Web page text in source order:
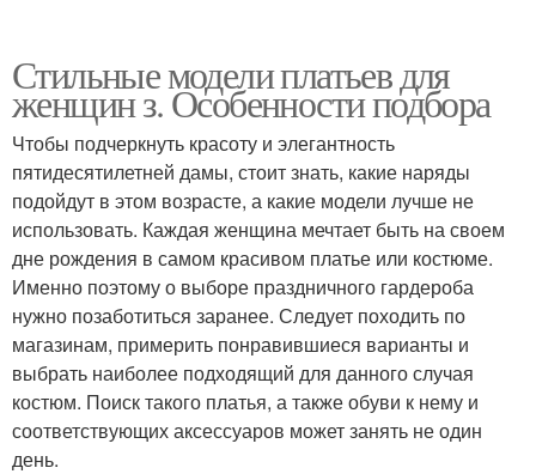
Стильные модели платьев для
женщин з. Особенности подбора
Чтобы подчеркнуть красоту и элегантность
пятидесятилетней дамы, стоит знать, какие наряды
подойдут в этом возрасте, а какие модели лучше не
использовать. Каждая женщина мечтает быть на своем
дне рождения в самом красивом платье или костюме.
Именно поэтому о выборе праздничного гардероба
нужно позаботиться заранее. Следует походить по
магазинам, примерить понравившиеся варианты и
выбрать наиболее подходящий для данного случая
костюм. Поиск такого платья, а также обуви к нему и
соответствующих аксессуаров может занять не один
день.